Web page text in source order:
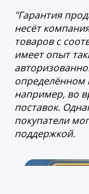
"Гарантия
несёт
товаров с
имеет опыт
определённом
например, во
поставок.
покупатели
поддержкой.